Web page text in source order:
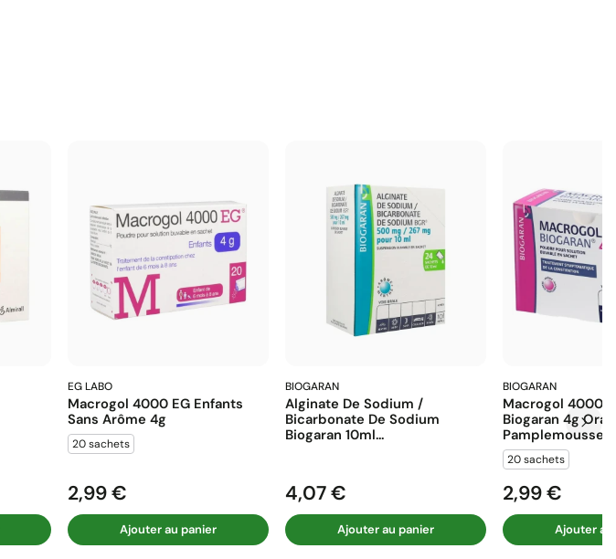
EG LABO
Macrogol 4000 EG Enfants
Sans Arôme 4g
20 sachets
Prix
2,99 €
Ajouter au panier
BIOGARAN
Alginate De Sodium /
Bicarbonate De Sodium
Biogaran 10ml...
Prix
4,07 €
Ajouter au panier
BIOGARAN
Macrogol 4000
Biogaran 4g
Pamplemousse...
20 sachets
Prix
2,99 €
Ajouter au